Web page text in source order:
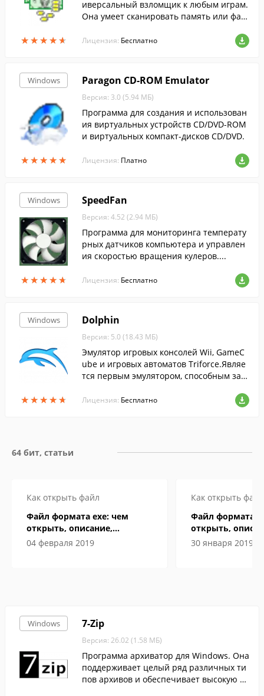
★★★★★
★★★★★
иверсальный взломщик к любым играм.
Она умеет сканировать память или фай
ных значений. Имеется поддержка русс
Лицензия: Бесплатно
Windows
★★★★★
★★★★★
Paragon CD-ROM Emulator
Версия: 3.0 (5.94 МБ)
Программа для создания и использован
ия виртуальных устройств CD/DVD-ROM
и виртуальных компакт-дисков CD/DVD.
Лицензия: Платно
Windows
★★★★★
★★★★★
SpeedFan
Версия: 4.52 (2.94 МБ)
Программа для мониторинга температу
рных датчиков компьютера и управлен
ия скоростью вращения кулеров....
Лицензия: Бесплатно
Windows
★★★★★
★★★★★
Dolphin
Версия: 5.0 (18.43 МБ)
Эмулятор игровых консолей Wii, GameC
ube и игровых автоматов Triforce.Являе
тся первым эмулятором, способным зап
е для платформ GameCube и Wii....
Лицензия: Бесплатно
64 бит, статьи
Как открыть файл
Файл формата exe: чем
открыть, описание,
особенности
04 февраля 2019
Как открыть файл
Файл формата
открыть,
особенности
30 января 2019
Windows 7-Zip
Версия: 26.02 (1.58 МБ)
Программа архиватор для Windows. Она
поддерживает целый ряд различных ти
пов архивов и обеспечивает высокую ст